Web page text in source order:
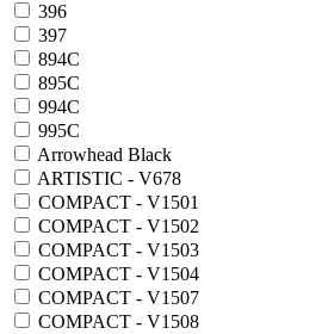
396
397
894C
895C
994C
995C
Arrowhead Black
ARTISTIC - V678
COMPACT - V1501
COMPACT - V1502
COMPACT - V1503
COMPACT - V1504
COMPACT - V1507
COMPACT - V1508